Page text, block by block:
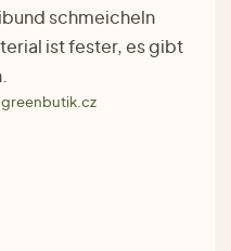
schmeicheln
ist fester, es gibt